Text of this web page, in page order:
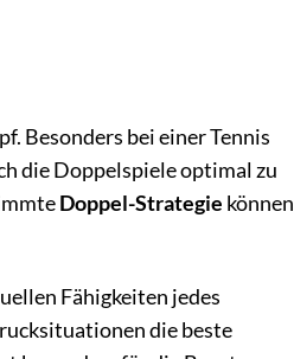
Besonders bei einer Tennis
die Doppelspiele optimal zu
Doppel-Strategie können
Fähigkeiten jedes
die beste